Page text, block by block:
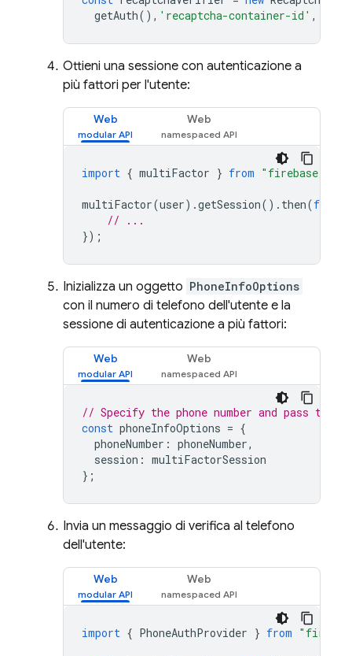
getAuth(), 'recaptcha-container-id' ,
Ottieni una sessione con autenticazione a
più fattori per l'utente:
Web Web
import { multiFactor } from "firebase/
multiFactor(user).getSession(). then(
// ...
});
Inizializza un oggetto PhoneInfoOptions
con il numero di telefono dell'utente e la
sessione di autenticazione a più fattori:
Web Web
// Specify the phone number and pass the
const phoneInfoOptions = {
phoneNumber : phoneNumber,
session : multiFactorSession
};
Invia un messaggio di verifica al telefono
dell'utente:
Web Web
import { PhoneAuthProvider } from